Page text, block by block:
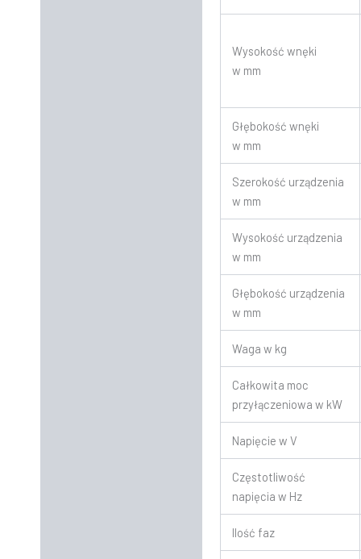
Wysokość wnęki
w mm
Głębokość wnęki
w mm
Szerokość urządzenia
w mm
Wysokość urządzenia
w mm
Głębokość urządzenia
w mm
Waga w kg
Całkowita moc
przyłączeniowa w kW
Napięcie w V
Częstotliwość
napięcia w Hz
Ilość faz